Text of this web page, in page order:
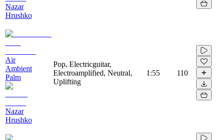
Nazar
Hrushko
Air
Ambient
Palm
Nazar
Hrushko
Pop, Electricguitar,
Electroamplified, Neutral,
Uplifting
1:55 110